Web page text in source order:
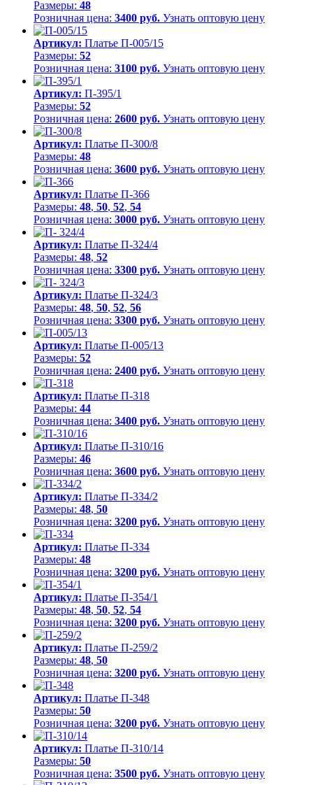
Размеры: 48
Розничная цена: 3400 руб. Узнать оптовую цену
Артикул: Платье П-005/15
Размеры: 52
Розничная цена: 3100 руб. Узнать оптовую цену
Артикул: П-395/1
Размеры: 52
Розничная цена: 2600 руб. Узнать оптовую цену
Артикул: Платье П-300/8
Размеры: 48
Розничная цена: 3600 руб. Узнать оптовую цену
Артикул: Платье П-366
Размеры: 48, 50, 52, 54
Розничная цена: 3000 руб. Узнать оптовую цену
Артикул: Платье П-324/4
Размеры: 48, 52
Розничная цена: 3300 руб. Узнать оптовую цену
Артикул: Платье П-324/3
Размеры: 48, 50, 52, 56
Розничная цена: 3300 руб. Узнать оптовую цену
Артикул: Платье П-005/13
Размеры: 52
Розничная цена: 2400 руб. Узнать оптовую цену
Артикул: Платье П-318
Размеры: 44
Розничная цена: 3400 руб. Узнать оптовую цену
Артикул: Платье П-310/16
Размеры: 46
Розничная цена: 3600 руб. Узнать оптовую цену
Артикул: Платье П-334/2
Размеры: 48, 50
Розничная цена: 3200 руб. Узнать оптовую цену
Артикул: Платье П-334
Размеры: 48
Розничная цена: 3200 руб. Узнать оптовую цену
Артикул: Платье П-354/1
Размеры: 48, 50, 52, 54
Розничная цена: 3200 руб. Узнать оптовую цену
Артикул: Платье П-259/2
Размеры: 48, 50
Розничная цена: 3200 руб. Узнать оптовую цену
Артикул: Платье П-348
Размеры: 50
Розничная цена: 3200 руб. Узнать оптовую цену
Артикул: Платье П-310/14
Размеры: 50
Розничная цена: 3500 руб. Узнать оптовую цену